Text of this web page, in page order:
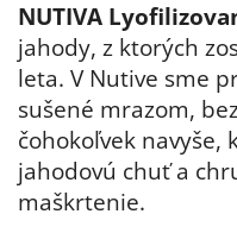
NUTIVA
jahody, z ktorých
leta. V Nutive sme
sušené mrazom,
čohokoľvek navyše,
jahodovú chuť a
maškrtenie.